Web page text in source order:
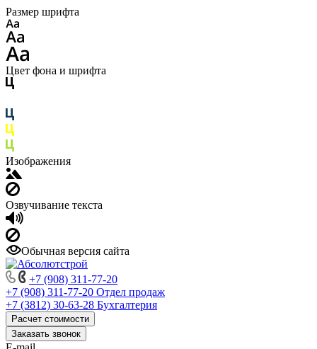
Размер шрифта
Цвет фона и шрифта
Изображения
Озвучивание текста
Обычная версия сайта
+7 (908) 311-77-20
+7 (908) 311-77-20 Отдел продаж
+7 (3812) 30-63-28 Бухгалтерия
Расчет стоимости
Заказать звонок